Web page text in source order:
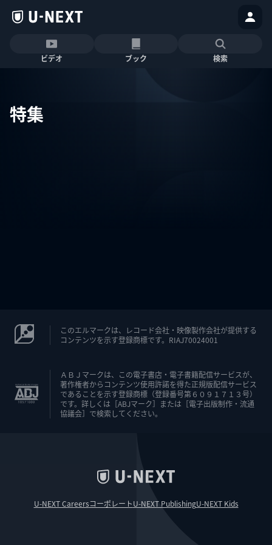
ビデオ ブック 検索
特集
このエルマークは、レコード会社・映像製作会社が提供する
コンテンツを示す登録商標です。RIAJ70024001
ＡＢＪマークは、この電子書店・電子書籍配信サービスが、
著作権者からコンテンツ使用許諾を得た正規版配信サービス
であることを示す登録商標（登録番号第６０９１７１３号）
です。詳しくは［ABJマーク］または［電子出版制作・流通
協議会］で検索してください。
U-NEXT CareersコーポレートU-NEXT PublishingU-NEXT Kids